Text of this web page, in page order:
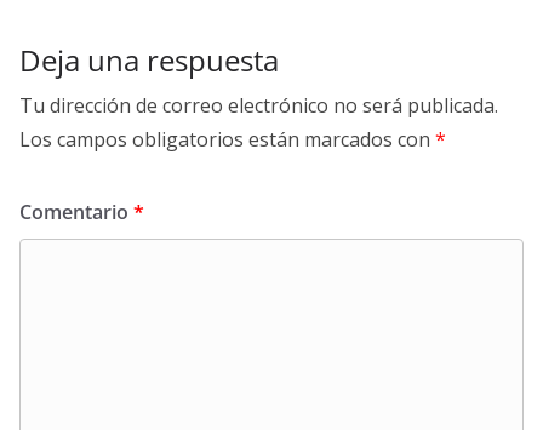
Deja una respuesta
Tu dirección de correo electrónico no será publicada.
Los campos obligatorios están marcados con *
Comentario *